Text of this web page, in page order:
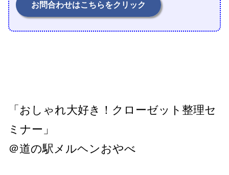
お問合わせはこちらをクリック
「おしゃれ大好き！クローゼット整理セ
ミナー」
＠道の駅メルヘンおやべ